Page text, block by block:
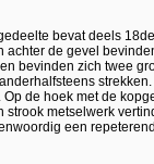
bevat deels
de gevel
bevinden zich twee
de hoek met de
metselwerk
een